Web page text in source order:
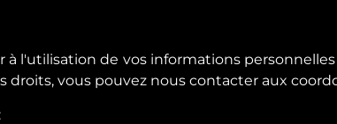
à l'utilisation de vos informations
vous pouvez nous contacter aux